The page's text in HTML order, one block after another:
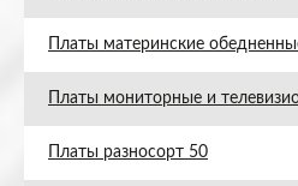
Платы материнские
Платы мониторные и
Платы разносорт 50